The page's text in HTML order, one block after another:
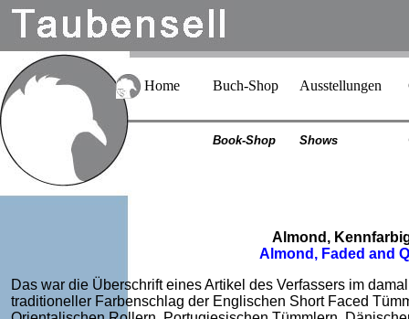
Home Buch-Shop Ausstellungen
Book-Shop Shows
Almond,
Almond, Faded and
Das war die Überschrift eines Artikel des Verfassers im
traditioneller Farbenschlag der Englischen Short Faced